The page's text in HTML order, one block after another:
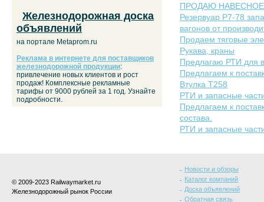
ПРОДАЮ НАВЕСНОЕ
Резервуар Р7-78
вагонов от
Продаем тяговые
Рукава, краны
Предлагаю РТИ для
Предлагаем к
Втулка Т258
РТИ и запасные
Предлагаем к
состава.
РТИ и запасные
Железнодорожная доска
объявлений
на портале Metaprom.ru
Реклама в интернете для поставщиков
железнодорожной продукции:
привлечение новых клиентов и рост
продаж! Комплексные рекламные
тарифы от 9000 рублей за 1 год. Узнайте
подробности.
© 2009-2023 Railwaymarket.ru
Железнодорожный рынок России
Новости и обзоры
Каталог компаний
Доска объявлений
Обратная связь